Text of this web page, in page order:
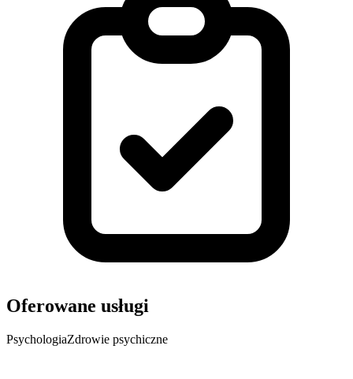
Oferowane usługi
PsychologiaZdrowie psychiczne